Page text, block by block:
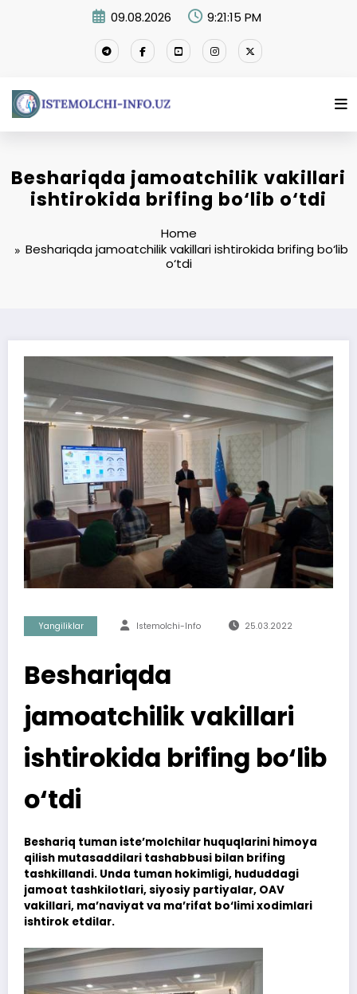
09.08.2026 9:21:16 PM
Beshariqda jamoatchilik vakillari
ishtirokida brifing bo‘lib o‘tdi
Home
Beshariqda jamoatchilik vakillari ishtirokida brifing bo‘lib
o‘tdi
Yangiliklar Istemolchi-Info 25.03.2022
Beshariqda
jamoatchilik vakillari
ishtirokida brifing bo‘lib
o‘tdi
Beshariq tuman iste’molchilar huquqlarini himoya
qilish mutasaddilari tashabbusi bilan brifing
tashkillandi. Unda tuman hokimligi, hududdagi
jamoat tashkilotlari, siyosiy partiyalar, OAV
vakillari, ma’naviyat va ma’rifat bo‘limi xodimlari
ishtirok etdilar.